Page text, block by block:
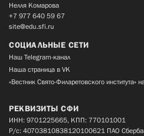
Нелля Комарова
+7 977 640 59 67
site@edu.sfi.ru
СОЦИАЛЬНЫЕ СЕТИ
Наш Telegram-канал
Наша страница в VK
«Вестник Свято-Филаретовского института»
РЕКВИЗИТЫ СФИ
ИНН: 9701225665, КПП: 770101001
Р/с: 40703810838120100621 ПАО